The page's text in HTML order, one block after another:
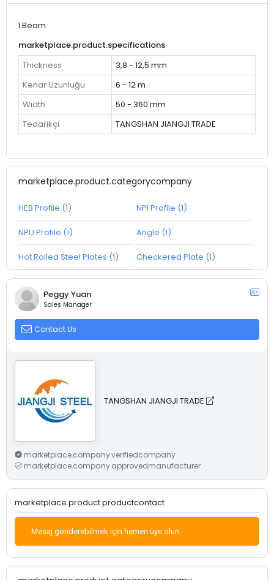
I Beam
marketplace.product.specifications
Thickness
3,8 - 12,5 mm
Kenar Uzunluğu
6 - 12 m
Width
50 - 360 mm
Tedarikçi
TANGSHAN JIANGJI TRADE
marketplace.product.categorycompany
HEB Profile (1) NPI Profile (1)
NPU Profile (1) Angle (1)
Hot Rolled Steel Plates (1) Checkered Plate (1)
Peggy Yuan
Sales Manager
Contact Us
TANGSHAN JIANGJI TRADE
marketplace.company.verifiedcompany
marketplace.company.approvedmanufacturer
marketplace.product.productcontact
Mesaj gönderebilmek için hemen üye olun